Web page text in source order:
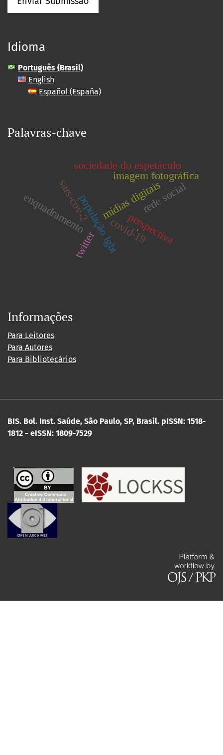
Idioma
Português (Brasil)
English
Español (España)
Palavras-chave
.
população lgbt
twitter
mídias digitais
enquadramento perspectiva
imagem fotográfica
sociedade do espetáculo
rede social
sars-cov-2
covid-19
Informações
Para Leitores
Para Autores
Para Bibliotecários
BIS. Bol. Inst. Saúde, São Paulo, SP, Brasil. pISSN: 1518-
1812 - eISSN: 1809-7529